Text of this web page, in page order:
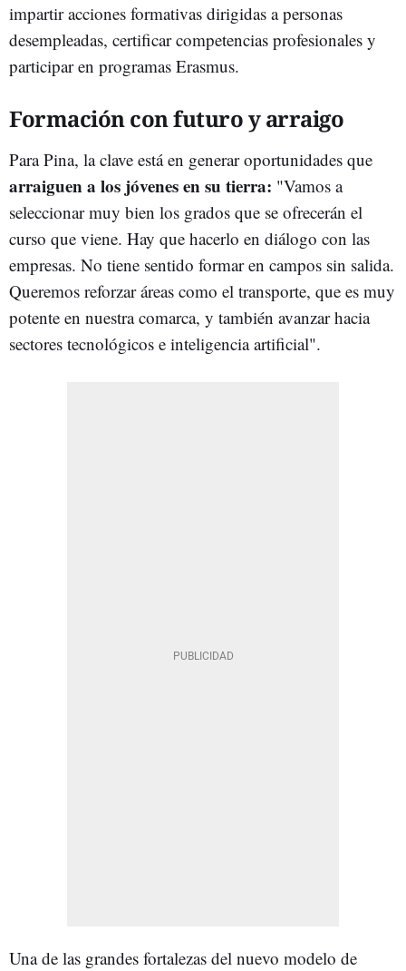
impartir acciones formativas dirigidas a personas
desempleadas, certificar competencias profesionales y
participar en programas Erasmus.
Formación con futuro y arraigo
Para Pina, la clave está en generar oportunidades que
arraiguen a los jóvenes en su tierra: "Vamos a
seleccionar muy bien los grados que se ofrecerán el
curso que viene. Hay que hacerlo en diálogo con las
empresas. No tiene sentido formar en campos sin salida.
Queremos reforzar áreas como el transporte, que es muy
potente en nuestra comarca, y también avanzar hacia
sectores tecnológicos e inteligencia artificial".
Una de las grandes fortalezas del nuevo modelo de